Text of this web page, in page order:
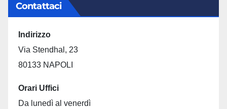
Contattaci
Indirizzo
Via Stendhal, 23
80133 NAPOLI
Orari Uffici
Da lunedì al venerdì